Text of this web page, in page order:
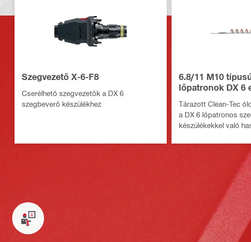
Szegvezető X-6-F8
Cserélhető szegvezetők a DX 6
szegbeverő készülékhez
6.8/11 M10
lőpatronok DX 6
Tárazott Clean-Tec
a DX 6 lőpatronos
készülékekkel való